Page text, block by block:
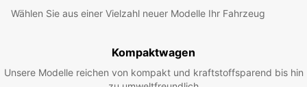
Wählen Sie aus einer Vielzahl neuer Modelle Ihr Fahrzeug
Kompaktwagen
Unsere Modelle reichen von kompakt und kraftstoffsparend bis hin